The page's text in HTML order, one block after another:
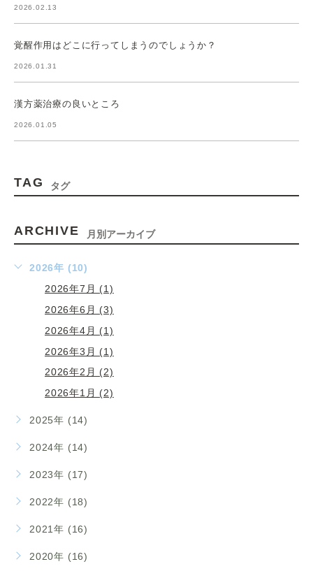
2026.02.13
覚醒作用はどこに行ってしまうのでしょうか？
2026.01.31
漢方薬治療の良いところ
2026.01.05
TAG タグ
ARCHIVE 月別アーカイブ
2026年 (10)
2026年7月 (1)
2026年6月 (3)
2026年4月 (1)
2026年3月 (1)
2026年2月 (2)
2026年1月 (2)
2025年 (14)
2024年 (14)
2023年 (17)
2022年 (18)
2021年 (16)
2020年 (16)